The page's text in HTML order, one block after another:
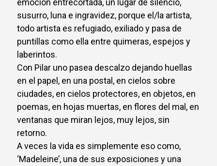
susurro, luna e ingravidez, porque el/la artista,
todo artista es refugiado, exiliado y pasa de
puntillas como ella entre quimeras, espejos y
laberintos.
Con Pilar uno pasea descalzo dejando huellas
en el papel, en una postal, en cielos sobre
ciudades, en cielos protectores, en objetos, en
poemas, en hojas muertas, en flores del mal, en
ventanas que miran lejos, muy lejos, sin
retorno.
A veces la vida es simplemente eso como,
‘Madeleine’, una de sus exposiciones y una